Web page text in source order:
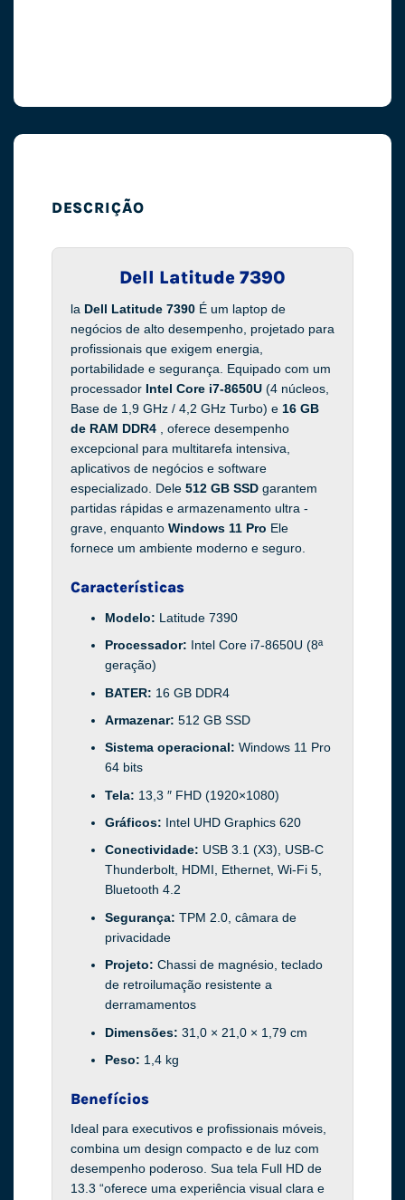
DESCRIÇÃO
Dell Latitude 7390
la Dell Latitude 7390 É um laptop de
negócios de alto desempenho, projetado para
profissionais que exigem energia,
portabilidade e segurança. Equipado com um
processador Intel Core i7-8650U (4 núcleos,
Base de 1,9 GHz / 4,2 GHz Turbo) e 16 GB
de RAM DDR4 , oferece desempenho
excepcional para multitarefa intensiva,
aplicativos de negócios e software
especializado. Dele 512 GB SSD garantem
partidas rápidas e armazenamento ultra -
grave, enquanto Windows 11 Pro Ele
fornece um ambiente moderno e seguro.
Características
Modelo: Latitude 7390
Processador: Intel Core i7-8650U (8ª
geração)
BATER: 16 GB DDR4
Armazenar: 512 GB SSD
Sistema operacional: Windows 11 Pro
64 bits
Tela: 13,3 ″ FHD (1920×1080)
Gráficos: Intel UHD Graphics 620
Conectividade: USB 3.1 (X3), USB-C
Thunderbolt, HDMI, Ethernet, Wi-Fi 5,
Bluetooth 4.2
Segurança: TPM 2.0, câmara de
privacidade
Projeto: Chassi de magnésio, teclado
de retroilumação resistente a
derramamentos
Dimensões: 31,0 × 21,0 × 1,79 cm
Peso: 1,4 kg
Benefícios
Ideal para executivos e profissionais móveis,
combina um design compacto e de luz com
desempenho poderoso. Sua tela Full HD de
13.3 “oferece uma experiência visual clara e